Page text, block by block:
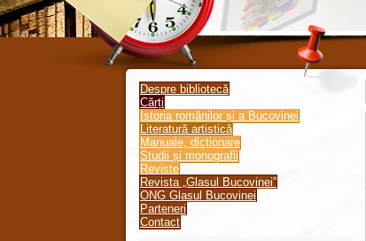
Despre bibliotecă
Cărți
Istoria românilor și a Bucovinei
Literatură artistică
Manuale, dicționare
Studii și monografii
Reviste
Revista „Glasul Bucovinei”
ONG Glasul Bucovinei
Parteneri
Contact